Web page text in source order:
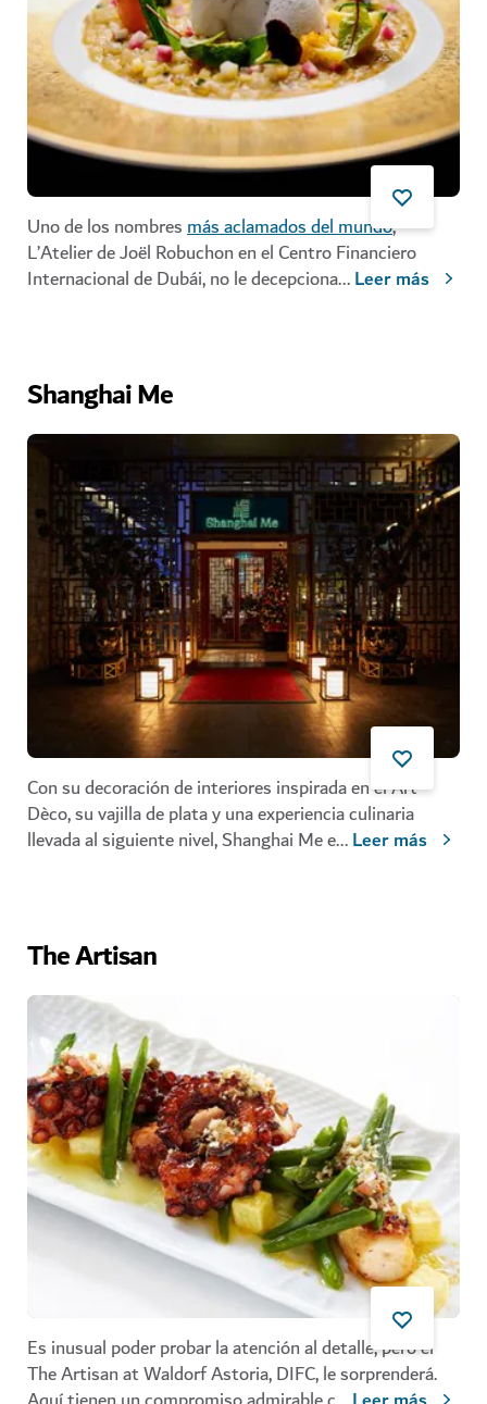
Uno de los nombresmás aclamados del mundo,
L’Atelier de Joël Robuchon en el Centro Financiero
Internacional de Dubái, no le decepciona...Leer más
Shanghai Me
Con su decoración de interiores inspirada en el Art
Dèco, su vajilla de plata y una experiencia culinaria
llevada al siguiente nivel, Shanghai Me e...Leer más
The Artisan
Es inusual poder probar la atención al detalle, pero el
The Artisan at Waldorf Astoria, DIFC, le sorprenderá.